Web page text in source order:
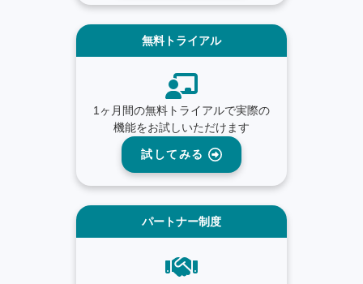
無料トライアル
1ヶ月間の無料トライアルで実際の
機能をお試しいただけます
試してみる
パートナー制度